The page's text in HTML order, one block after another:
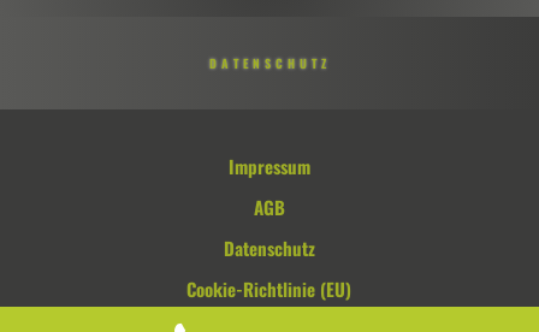
DATENSCHUTZ
Impressum
AGB
Datenschutz
Cookie-Richtlinie (EU)